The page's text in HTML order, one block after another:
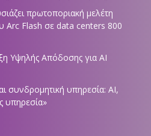
πρωτοποριακή μελέτη
Arc Flash σε data centers 800
Υψηλής Απόδοσης για AI
συνδρομητική υπηρεσία: AI,
υπηρεσία»